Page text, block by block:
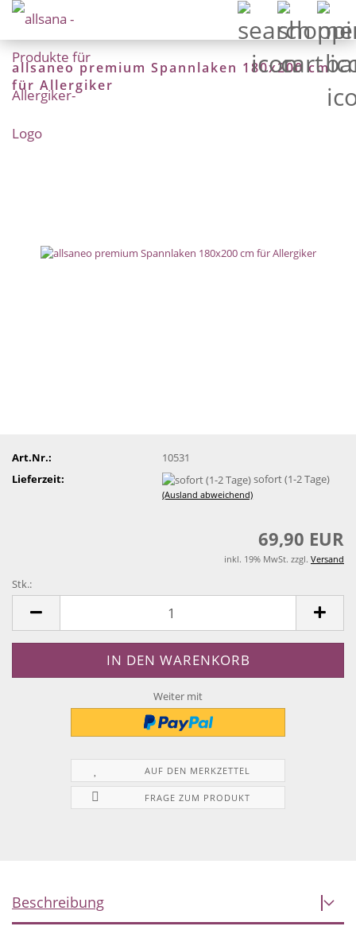
allsaneo premium Spannlaken 180x200 cm
für Allergiker
Art.Nr.:
10531
Lieferzeit:
sofort (1-2 Tage)
(Ausland abweichend)
69,90 EUR
inkl. 19% MwSt. zzgl. Versand
Stk.:
Weiter mit
AUF DEN MERKZETTEL
FRAGE ZUM PRODUKT
Beschreibung